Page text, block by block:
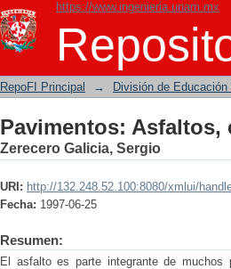
https://www.ingenieria.unam.mx
Pavimentos:
RepoFI Principal → División de
Pavimentos:
Zerecero Galicia, Sergio
URI: http://132.248.52.100:8080/xmlui/
Fecha: 1997-06-25
Resumen:
El asfalto es parte integrante de